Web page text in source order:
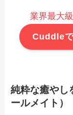
業界最大
Cuddle
純粋な癒やし
ールメイト）